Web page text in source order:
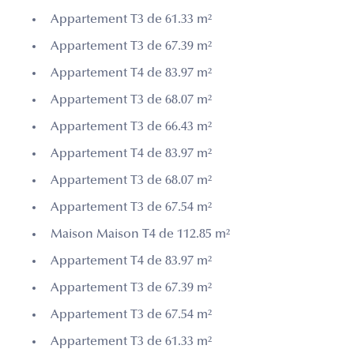
Appartement T3 de 61.33 m²
Appartement T3 de 67.39 m²
Appartement T4 de 83.97 m²
Appartement T3 de 68.07 m²
Appartement T3 de 66.43 m²
Appartement T4 de 83.97 m²
Appartement T3 de 68.07 m²
Appartement T3 de 67.54 m²
Maison Maison T4 de 112.85 m²
Appartement T4 de 83.97 m²
Appartement T3 de 67.39 m²
Appartement T3 de 67.54 m²
Appartement T3 de 61.33 m²